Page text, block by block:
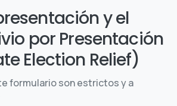
y el
por Presentación
Election Relief)
formulario son estrictos y a